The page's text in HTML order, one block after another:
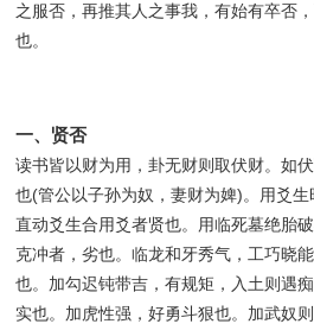
之服否，再推其人之事我，有始有卒否
也。
一、贤否
读书皆以财为用，卦无财则取伏财。如
也(管公以子孙为奴，妻财为婢)。用爻
直动爻生合用爻者贤也。用临死墓绝胎
克冲者，劣也。临龙和牙秀气，工巧晓
也。加勾迟钝带吉，有规矩，入土则遇
实也。加虎性强，好勇斗狠也。加武奴